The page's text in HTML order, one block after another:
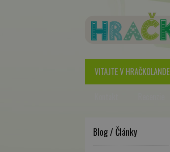
VITAJTE V HRAČKOLANDE
Blog / Články